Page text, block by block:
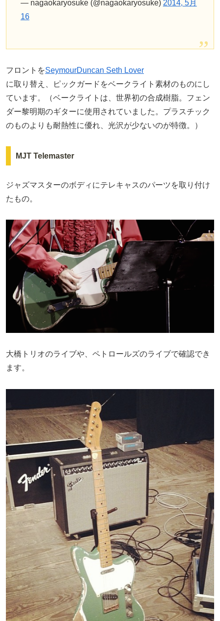
— nagaokaryosuke (@nagaokaryosuke) 2014, 5月
16
フロントをSeymourDuncan Seth Lover
に取り替え、ピックガードをベークライト素材のものにし
ています。（ベークライトは、世界初の合成樹脂。フェン
ダー黎明期のギターに使用されていました。プラスチック
のものよりも耐熱性に優れ、光沢が少ないのが特徴。）
MJT Telemaster
ジャズマスターのボディにテレキャスのパーツを取り付け
たもの。
大橋トリオのライブや、ペトロールズのライブで確認でき
ます。